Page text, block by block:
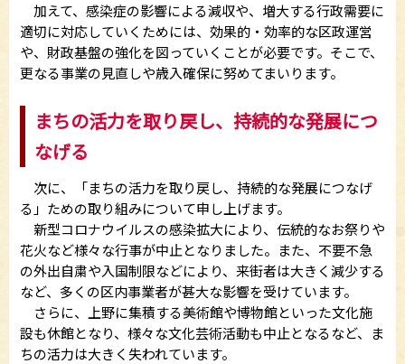
加えて、感染症の影響による減収や、増大する行政需要に
適切に対応していくためには、効果的・効率的な区政運営
や、財政基盤の強化を図っていくことが必要です。そこで、
更なる事業の見直しや歳入確保に努めてまいります。
まちの活力を取り戻し、持続的な発展につ
なげる
次に、「まちの活力を取り戻し、持続的な発展につなげ
る」ための取り組みについて申し上げます。
新型コロナウイルスの感染拡大により、伝統的なお祭りや
花火など様々な行事が中止となりました。また、不要不急
の外出自粛や入国制限などにより、来街者は大きく減少する
など、多くの区内事業者が甚大な影響を受けています。
さらに、上野に集積する美術館や博物館といった文化施
設も休館となり、様々な文化芸術活動も中止となるなど、ま
ちの活力は大きく失われています。